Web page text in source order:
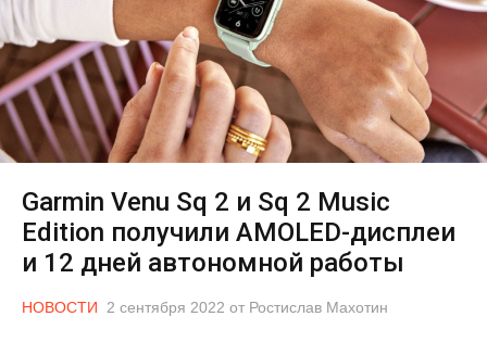
Garmin Venu Sq 2 и Sq 2 Music
Edition получили AMOLED-дисплеи
и 12 дней автономной работы
НОВОСТИ 2 сентября 2022 от Ростислав Махотин